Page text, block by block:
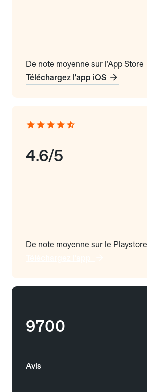
De note moyenne sur l'App Store
Téléchargez l'app iOS
4.6/5
De note moyenne sur le Playstore
9700
Avis